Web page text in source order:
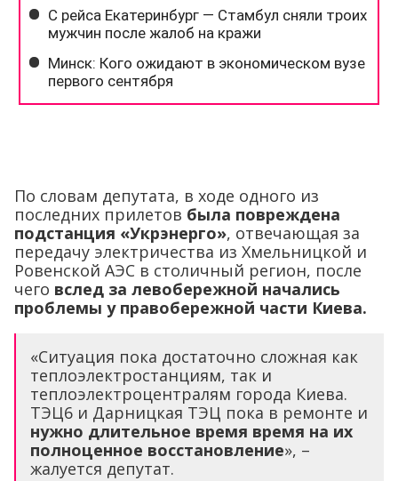
По словам депутата, в ходе одного из
последних прилетов была повреждена
подстанция «Укрэнерго», отвечающая за
передачу электричества из Хмельницкой и
Ровенской АЭС в столичный регион, после
чего вслед за левобережной начались
проблемы у правобережной части Киева.
«Ситуация пока достаточно сложная как
теплоэлектростанциям, так и
теплоэлектроцентралям города Киева.
ТЭЦ6 и Дарницкая ТЭЦ пока в ремонте и
нужно длительное время время на их
полноценное восстановление», –
жалуется депутат.